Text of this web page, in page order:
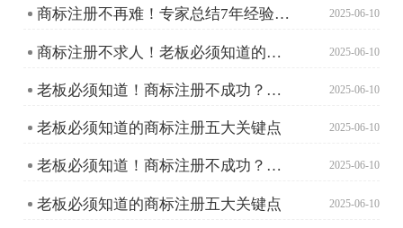
商标注册不再难！专家总结7年经验助你轻松搞定！ 2025-06-10
商标注册不求人！老板必须知道的高效避坑指南 2025-06-10
老板必须知道！商标注册不成功？这些原因和对策助你避坑 2025-06-10
老板必须知道的商标注册五大关键点 2025-06-10
老板必须知道！商标注册不成功？这些原因和对策助你避坑 2025-06-10
老板必须知道的商标注册五大关键点 2025-06-10